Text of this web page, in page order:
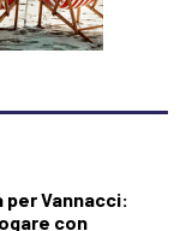
per Vannacci:
con